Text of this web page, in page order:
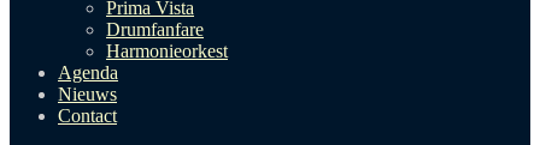
Prima Vista
Drumfanfare
Harmonieorkest
Agenda
Nieuws
Contact